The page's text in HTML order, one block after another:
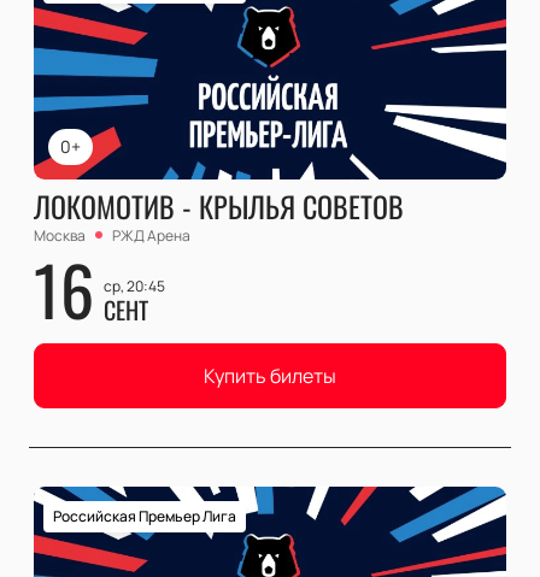
0+
ЛОКОМОТИВ - КРЫЛЬЯ СОВЕТОВ
Москва РЖД Арена
16 ср, 20:45
СЕНТ
Купить билеты
Российская Премьер Лига